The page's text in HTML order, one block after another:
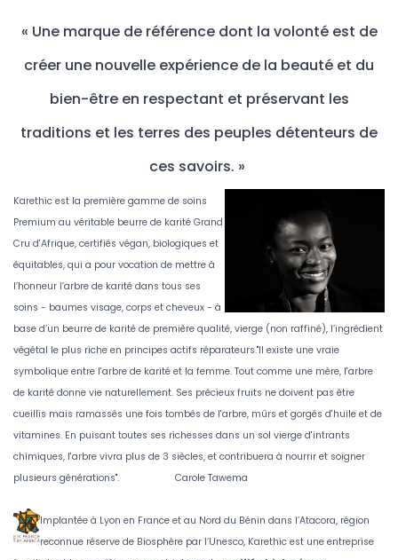
« Une marque de référence dont la volonté est de
créer une nouvelle expérience de la beauté et du
bien-être en respectant et préservant les
traditions et les terres des peuples détenteurs de
ces savoirs. »
Karethic est la première gamme de soins
Premium au véritable beurre de karité Grand
Cru d'Afrique, certifiés végan, biologiques et
équitables, qui a pour vocation de mettre à
l’honneur l’arbre de karité dans tous ses
soins - baumes visage, corps et cheveux - à
base d’un beurre de karité de première qualité, vierge (non raffiné), l’ingrédient
végétal le plus riche en principes actifs réparateurs."Il existe une vraie
symbolique entre l'arbre de karité et la femme. Tout comme une mère, l'arbre
de karité donne vie naturellement. Ses précieux fruits ne doivent pas être
cueillis mais ramassés une fois tombés de l'arbre, mûrs et gorgés d'huile et de
vitamines. En puisant toutes ses richesses dans un sol vierge d'intrants
chimiques, l'arbre vivra plus de 3 siècles, et contribuera à nourrir et soigner
plusieurs générations".
Carole Tawema
Implantée à Lyon en France et au Nord du Bénin dans l’Atacora, région
reconnue réserve de Biosphère par l’Unesco, Karethic est une entreprise